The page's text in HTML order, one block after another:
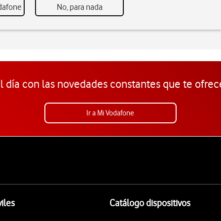
No, para nada
día con las novedades constantes que te
Ir a Mi Vodafone
Catálogo dispositivos